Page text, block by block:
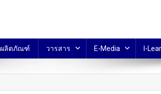
ผลิตภัณฑ์ วารสาร E-Media I-